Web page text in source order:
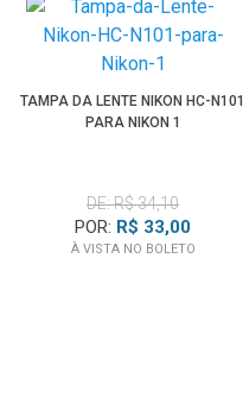
TAMPA DA LENTE NIKON HC-N101
PARA NIKON 1
DE: R$ 34,10
POR: R$ 33,00
À VISTA NO BOLETO